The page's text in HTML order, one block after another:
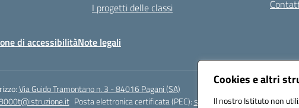
Cookies e altri
Il nostro Istituto non
I progetti delle classi
di accessibilitàNote legali
Via Guido Tramontano n. 3 - 84016 Pagani (SA)
Posta elettronica certificata (PEC):saps08000t@pec.istruzione.it